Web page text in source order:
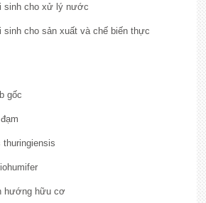
sinh cho xử lý nước
sinh cho sản xuất và chế biến thực
gốc
hướng hữu cơ